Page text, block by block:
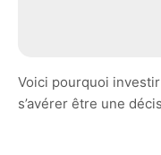
Voici pourquoi
s’avérer être une